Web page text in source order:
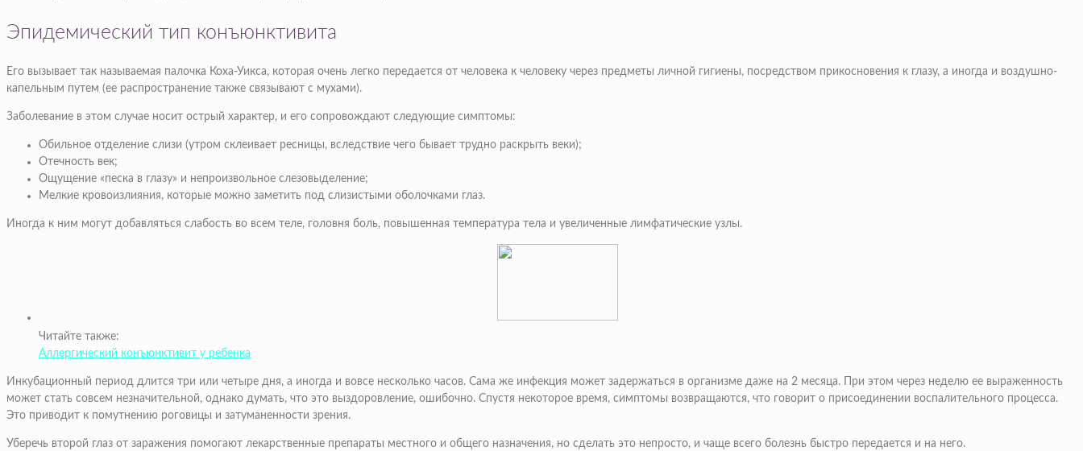
Эпидемический тип конъюнктивита
Его вызывает так называемая палочка Коха-Уикса, которая очень легко передается от человека к человеку через предметы личной гигиены, посредством прикосновения к глазу, а иногда и воздушно-
капельным путем (ее распространение также связывают с мухами).
Заболевание в этом случае носит острый характер, и его сопровождают следующие симптомы:
Обильное отделение слизи (утром склеивает ресницы, вследствие чего бывает трудно раскрыть веки);
Отечность век;
Ощущение «песка в глазу» и непроизвольное слезовыделение;
Мелкие кровоизлияния, которые можно заметить под слизистыми оболочками глаз.
Иногда к ним могут добавляться слабость во всем теле, головня боль, повышенная температура тела и увеличенные лимфатические узлы.
Читайте также:
Аллергический конъюнктивит у ребенка
Инкубационный период длится три или четыре дня, а иногда и вовсе несколько часов. Сама же инфекция может задержаться в организме даже на 2 месяца. При этом через неделю ее выраженность
может стать совсем незначительной, однако думать, что это выздоровление, ошибочно. Спустя некоторое время, симптомы возвращаются, что говорит о присоединении воспалительного процесса.
Это приводит к помутнению роговицы и затуманенности зрения.
Уберечь второй глаз от заражения помогают лекарственные препараты местного и общего назначения, но сделать это непросто, и чаще всего болезнь быстро передается и на него.